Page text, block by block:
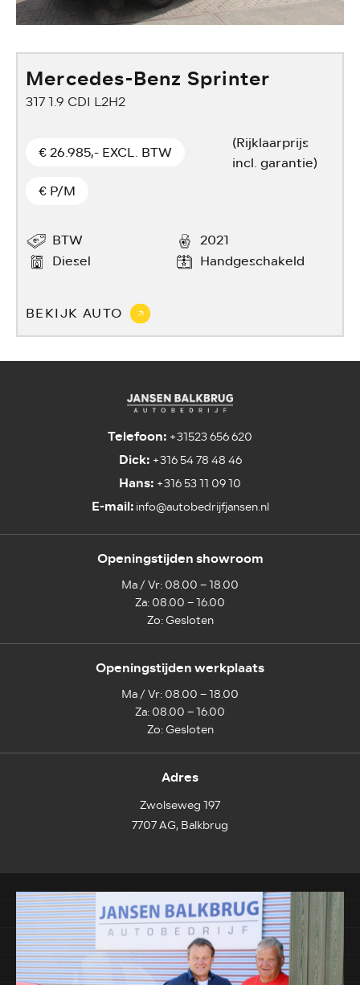
Mercedes-Benz Sprinter
317 1.9 CDI L2H2
€ 26.985,- EXCL. BTW
(Rijklaarprijs
incl. garantie)
€ P/M
BTW
2021
Diesel
Handgeschakeld
BEKIJK AUTO
Telefoon: +31523 656 620
Dick:+316 54 78 48 46
Hans: +316 53 11 09 10
E-mail:info@autobedrijfjansen.nl
Openingstijden showroom
Ma / Vr: 08.00 – 18.00
Za: 08.00 – 16.00
Zo: Gesloten
Openingstijden werkplaats
Ma / Vr: 08.00 – 18.00
Za: 08.00 – 16.00
Zo: Gesloten
Adres
Zwolseweg 197
7707 AG, Balkbrug